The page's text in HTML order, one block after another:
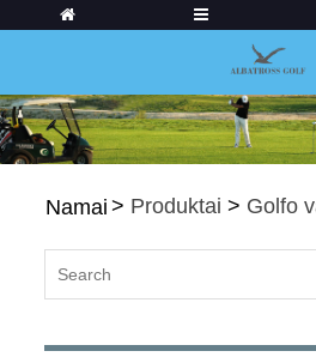
Namai > Produktai > Golfo